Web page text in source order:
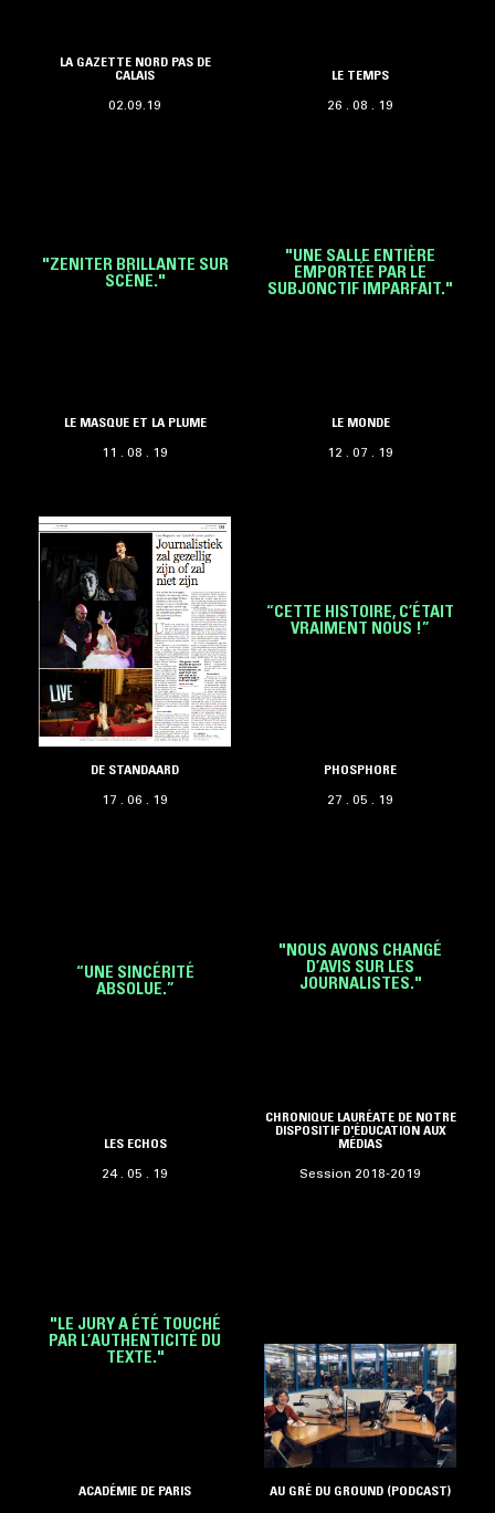
LA GAZETTE NORD PAS DE
CALAIS
02.09.19
LE TEMPS
26 . 08 . 19
"ZENITER BRILLANTE SUR
SCÈNE."
LE MASQUE ET LA PLUME
11 . 08 . 19
"UNE SALLE ENTIÈRE
EMPORTÉE PAR LE
SUBJONCTIF IMPARFAIT."
LE MONDE
12 . 07 . 19
DE STANDAARD
17 . 06 . 19
“CETTE HISTOIRE, C’ÉTAIT
VRAIMENT NOUS !”
PHOSPHORE
27 . 05 . 19
“UNE SINCÉRITÉ
ABSOLUE.”
LES ECHOS
24 . 05 . 19
"NOUS AVONS CHANGÉ
D’AVIS SUR LES
JOURNALISTES."
CHRONIQUE LAURÉATE DE NOTRE
DISPOSITIF D'ÉDUCATION AUX
MÉDIAS
Session 2018-2019
"LE JURY A ÉTÉ TOUCHÉ
PAR L’AUTHENTICITÉ DU
TEXTE."
ACADÉMIE DE PARIS AU GRÉ DU GROUND (PODCAST)